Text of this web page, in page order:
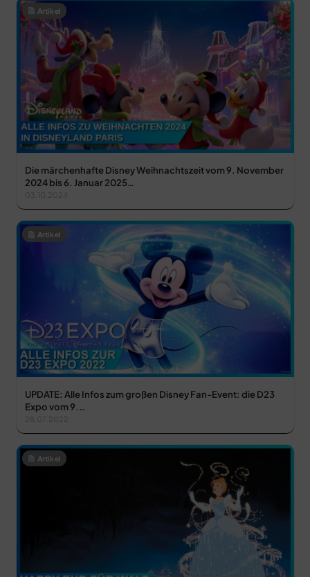
Artikel
Die märchenhafte Disney Weihnachtszeit vom 9. November
2024 bis 6. Januar 2025…
Artikel
UPDATE: Alle Infos zum großen Disney Fan-Event: die D23
Expo vom 9.…
28.07.2022
Artikel